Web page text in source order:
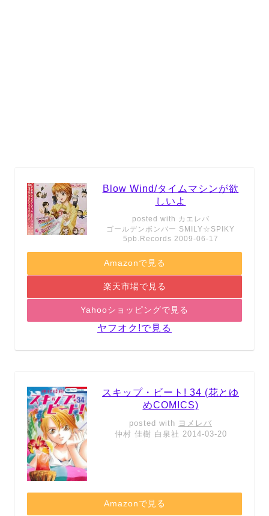
Blow Wind/タイムマシンが欲
しいよ
posted with カエレバ
ゴールデンボンバー SMILY☆SPIKY
5pb.Records 2009-06-17
Amazonで見る
楽天市場で見る
Yahooショッピングで見る
ヤフオク!で見る
スキップ・ビート! 34 (花とゆ
めCOMICS)
posted with ヨメレバ
仲村 佳樹 白泉社 2014-03-20
Amazonで見る